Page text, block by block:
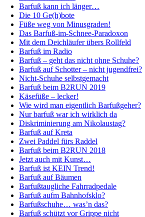
Barfuß kann ich länger…
Die 10 Ge(h)bote
Füße weg von Minusgraden!
Das Barfuß-im-Schnee-Paradoxon
Mit dem Deichläufer übers Rollfeld
Barfuß im Radio
Barfuß – geht das nicht ohne Schuhe?
Barfuß auf Schotter – nicht jugendfrei?
Nicht-Schuhe selbstgemacht
Barfuß beim B2RUN 2019
Käsefüße – lecker!
Wie wird man eigentlich Barfußgeher?
Nur barfuß war ich wirklich da
Diskriminierung am Nikolaustag?
Barfuß auf Kreta
Zwei Paddel fürs Raddel
Barfuß beim B2RUN 2018
Jetzt auch mit Kunst…
Barfuß ist KEIN Trend!
Barfuß auf Bäumen
Barfußtaugliche Fahrradpedale
Barfuß aufm Bahnhofsklo?
Barfußschuhe… was’n das?
Barfuß schützt vor Grippe nicht